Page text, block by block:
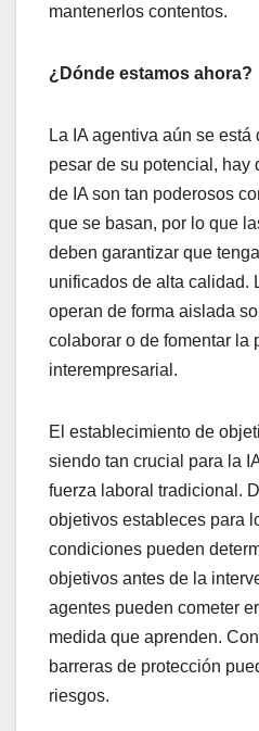
mantenerlos contentos.
¿Dónde estamos ahora?
La IA agentiva aún se está
pesar de su potencial, hay
de IA son tan poderosos
que se basan, por lo que
deben garantizar que
unificados de alta calidad.
operan de forma aislada
colaborar o de fomentar la
interempresarial.
El establecimiento de
siendo tan crucial para la
fuerza laboral tradicional.
objetivos estableces para
condiciones pueden
objetivos antes de la
agentes pueden cometer
medida que aprenden.
barreras de protección
riesgos.